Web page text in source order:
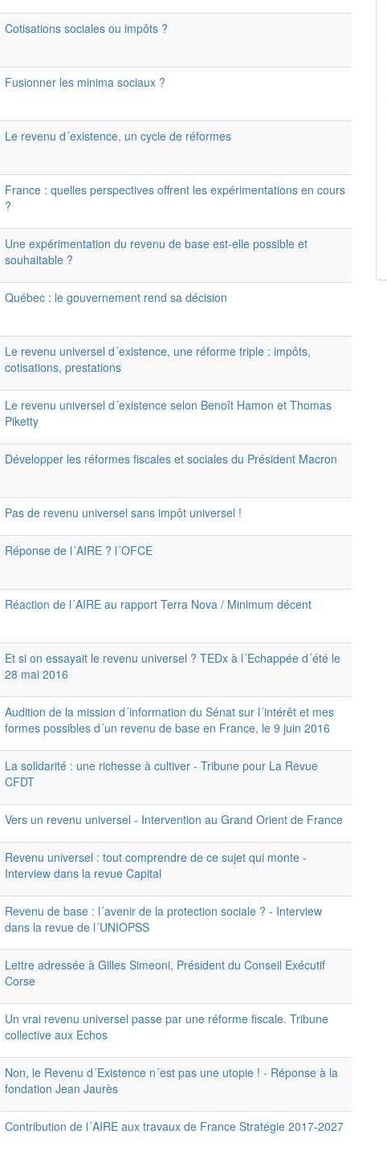
Cotisations sociales ou impôts ?
Fusionner les minima sociaux ?
Le revenu d´existence, un cycle de réformes
France : quelles perspectives offrent les expérimentations en cours
?
Une expérimentation du revenu de base est-elle possible et
souhaitable ?
Québec : le gouvernement rend sa décision
Le revenu universel d´existence, une réforme triple : impôts,
cotisations, prestations
Le revenu universel d´existence selon Benoît Hamon et Thomas
Piketty
Développer les réformes fiscales et sociales du Président Macron
Pas de revenu universel sans impôt universel !
Réponse de l´AIRE ? l´OFCE
Réaction de l´AIRE au rapport Terra Nova / Minimum décent
Et si on essayait le revenu universel ? TEDx à l´Echappée d´été le
28 mai 2016
Audition de la mission d´information du Sénat sur l´intérêt et mes
formes possibles d´un revenu de base en France, le 9 juin 2016
La solidarité : une richesse à cultiver - Tribune pour La Revue
CFDT
Vers un revenu universel - Intervention au Grand Orient de France
Revenu universel : tout comprendre de ce sujet qui monte -
Interview dans la revue Capital
Revenu de base : l´avenir de la protection sociale ? - Interview
dans la revue de l´UNIOPSS
Lettre adressée à Gilles Simeoni, Président du Conseil Exécutif
Corse
Un vrai revenu universel passe par une réforme fiscale. Tribune
collective aux Echos
Non, le Revenu d´Existence n´est pas une utopie ! - Réponse à la
fondation Jean Jaurès
Contribution de l´AIRE aux travaux de France Stratégie 2017-2027